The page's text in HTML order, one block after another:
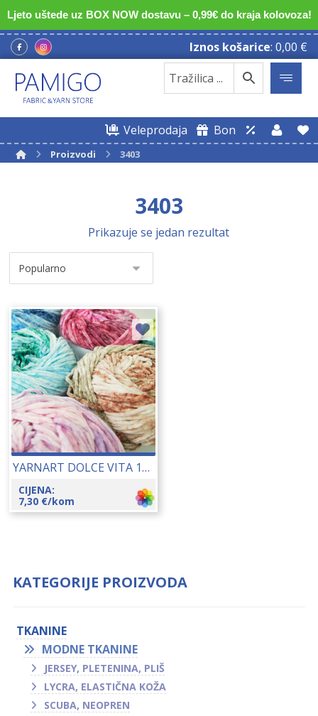
Ljeto uštede uz BOX NOW dostavu – 0,99€ do kraja kolovoza!
Iznos košarice: 0,00 €
Veleprodaja Bon
Proizvodi 3403
3403
Prikazuje se jedan rezultat
YARNART DOLCE VITA 150 GR 25114
CIJENA:
7,30 €/kom
KATEGORIJE PROIZVODA
TKANINE
MODNE TKANINE
JERSEY, PLETENINA, PLIŠ
LYCRA, ELASTIČNA KOŽA
SCUBA, NEOPREN